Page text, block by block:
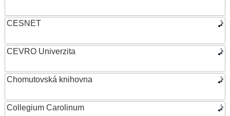
CESNET
CEVRO Univerzita
Chomutovská knihovna
Collegium Carolinum